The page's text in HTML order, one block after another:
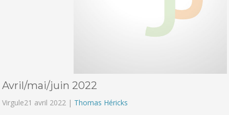
Avril/mai/juin 2022
Virgule21 avril 2022 | Thomas Héricks